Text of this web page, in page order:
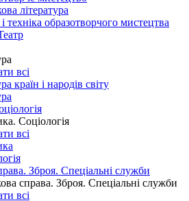
література
і техніка образотворчого мистецтва
всі
країн і народів світу
Соціологія
всі
Зброя. Спеціальні служби
справа. Зброя. Спеціальні служби
всі